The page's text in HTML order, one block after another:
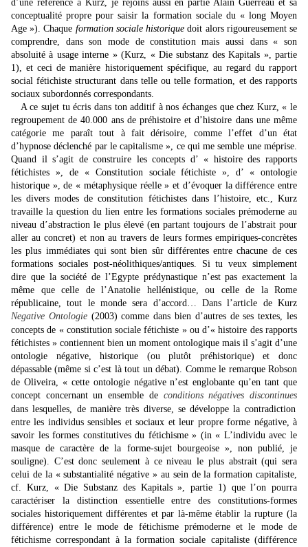
d’une référence à Kurz, je rejoins aussi en partie Alain Guerreau et sa
conceptualité propre pour saisir la formation sociale du « long Moyen
Age »). Chaque formation sociale historique doit alors rigoureusement se
comprendre, dans son mode de constitution mais aussi dans « son
absoluité à usage interne » (Kurz, « Die substanz des Kapitals », partie
1), et ceci de manière historiquement spécifique, au regard du rapport
social fétichiste structurant dans telle ou telle formation, et des rapports
sociaux subordonnés correspondants.
A ce sujet tu écris dans ton additif à nos échanges que chez Kurz, « le
regroupement de 40.000 ans de préhistoire et d’histoire dans une même
catégorie me paraît tout à fait dérisoire, comme l’effet d’un état
d’hypnose déclenché par le capitalisme », ce qui me semble une méprise.
Quand il s’agit de construire les concepts d’ « histoire des rapports
fétichistes », de « Constitution sociale fétichiste », d’ « ontologie
historique », de « métaphysique réelle » et d’évoquer la différence entre
les divers modes de constitution fétichistes dans l’histoire, etc., Kurz
travaille la question du lien entre les formations sociales prémoderne au
niveau d’abstraction le plus élevé (en partant toujours de l’abstrait pour
aller au concret) et non au travers de leurs formes empiriques-concrètes
les plus immédiates qui sont bien sûr différentes entre chacune de ces
formations sociales post-néolithiques/antiques. Si tu veux simplement
dire que la société de l’Egypte prédynastique n’est pas exactement la
même que celle de l’Anatolie hellénistique, ou celle de la Rome
républicaine, tout le monde sera d’accord… Dans l’article de Kurz
Negative Ontologie (2003) comme dans bien d’autres de ses textes, les
concepts de « constitution sociale fétichiste » ou d’« histoire des rapports
fétichistes » contiennent bien un moment ontologique mais il s’agit d’une
ontologie négative, historique (ou plutôt préhistorique) et donc
dépassable (même si c’est là tout un débat). Comme le remarque Robson
de Oliveira, « cette ontologie négative n’est englobante qu’en tant que
concept concernant un ensemble de conditions négatives discontinues
dans lesquelles, de manière très diverse, se développe la contradiction
entre les individus sensibles et sociaux et leur propre forme négative, à
savoir les formes constitutives du fétichisme » (in « L’individu avec le
masque de caractère de la forme-sujet bourgeoise », non publié, je
souligne). C’est donc seulement à ce niveau le plus abstrait (qui sera
celui de la « substantialité négative » au sein de la formation capitaliste,
cf. Kurz, « Die Substanz des Kapitals », partie 1) que l’on pourra
caractériser la distinction essentielle entre des constitutions-formes
sociales historiquement différentes et par là-même établir la rupture (la
différence) entre le mode de fétichisme prémoderne et le mode de
fétichisme correspondant à la formation sociale capitaliste (différence